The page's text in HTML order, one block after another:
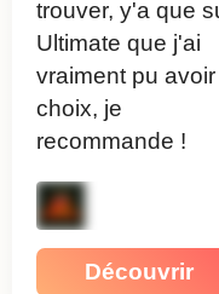
trouver, y'a que
Ultimate que j'ai
vraiment pu avoir
choix, je
recommande !
Découvrir